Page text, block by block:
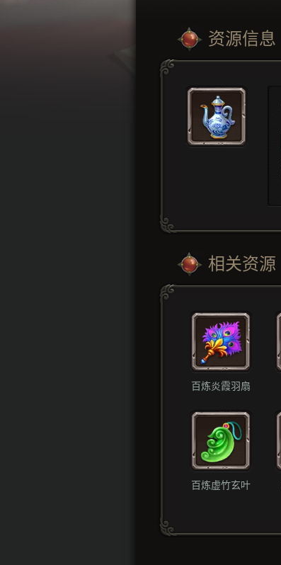
资源信息
相关资源
百炼炎霞羽扇
百炼虚竹玄叶